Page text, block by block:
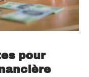
pour